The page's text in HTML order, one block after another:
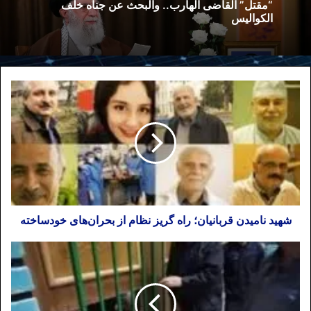
یجب أن یجهلها الجمیع، حتى نواب البرلمان.
بعد هذا القرار عمت الاضطرابات جمیع أنحاء
إیران. ومنذ الأیام الأولى وصف مرشد
الجمهوریه الإسلامیه المتظاهرین بأنهم مثیرو
شغب وأمر بقمعهم.
الآن، بعد خمسه أشهر من الحادثه لم یتم
الإعلان عن عدد القتلى بشکل رسمی. فیما
تقول بعض المصادر إن الإحصاءات تشیر إلى
مقتل ۱۵۰۰ شخص.
وفی هذا الإطار کان هناک شیء واحد واضح،
بخلاف الاحتجاجات الواسعه الأخرى، فقد
اعترف المسؤولون بأن کثیرًا من الضحایا کانوا
من المواطنین العادیین.
“مقتل” القاضی الهارب.. والبحث عن جناه خلف
الکوالیس
شهید نامیدن قربانیان؛ راه گریز نظام از بحران‌های خودساخته